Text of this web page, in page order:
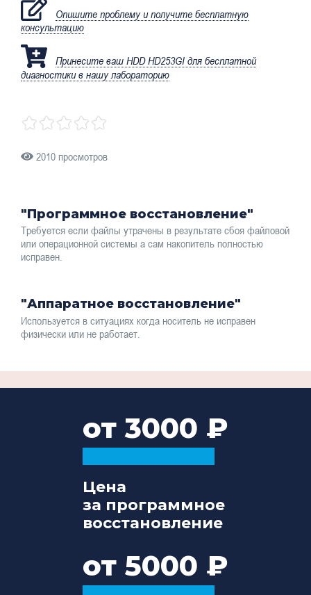
Опишите проблему и получите бесплатную
консультацию
Принесите ваш HDD HD253GI для бесплатной
диагностики в нашу лабораторию
2010 просмотров
"Программное восстановление"
Требуется если файлы утрачены в результате сбоя файловой
или операционной системы а сам накопитель полностью
исправен.
"Аппаратное восстановление"
Используется в ситуациях когда носитель не исправен
физически или не работает.
от 3000
Цена
за программное
восстановление
от 5000